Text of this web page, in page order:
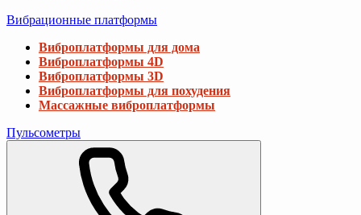
Вибрационные платформы
Виброплатформы для дома
Виброплатформы 4D
Виброплатформы 3D
Виброплатформы для похудения
Массажные виброплатформы
Пульсометры